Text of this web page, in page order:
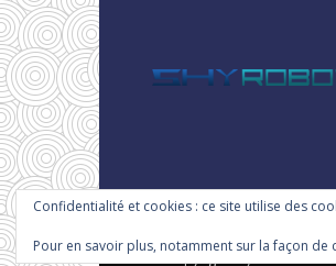
© Copyright Shy Robotics
Confidentialité et cookies : ce site utilise des
Pour en savoir plus, notamment sur la façon de